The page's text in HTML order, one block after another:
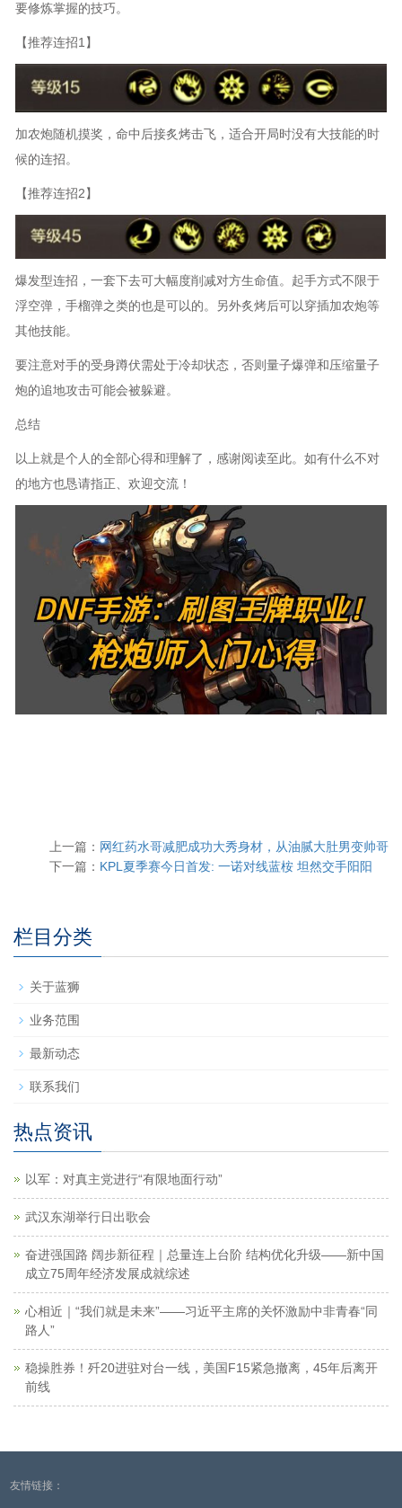
要修炼掌握的技巧。
【推荐连招1】
加农炮随机摸奖，命中后接炙烤击飞，适合开局时没有大技能的时
候的连招。
【推荐连招2】
爆发型连招，一套下去可大幅度削减对方生命值。起手方式不限于
浮空弹，手榴弹之类的也是可以的。另外炙烤后可以穿插加农炮等
其他技能。
要注意对手的受身蹲伏需处于冷却状态，否则量子爆弹和压缩量子
炮的追地攻击可能会被躲避。
总结
以上就是个人的全部心得和理解了，感谢阅读至此。如有什么不对
的地方也恳请指正、欢迎交流！
上一篇： 网红药水哥减肥成功大秀身材，从油腻大肚男变帅哥
下一篇： KPL夏季赛今日首发: 一诺对线蓝桉 坦然交手阳阳
栏目分类
关于蓝狮
业务范围
最新动态
联系我们
热点资讯
以军：对真主党进行“有限地面行动”
武汉东湖举行日出歌会
奋进强国路 阔步新征程｜总量连上台阶 结构优化升级——新中国
成立75周年经济发展成就综述
心相近｜“我们就是未来”——习近平主席的关怀激励中非青春“同
路人”
稳操胜券！歼20进驻对台一线，美国F15紧急撤离，45年后离开
前线
友情链接：